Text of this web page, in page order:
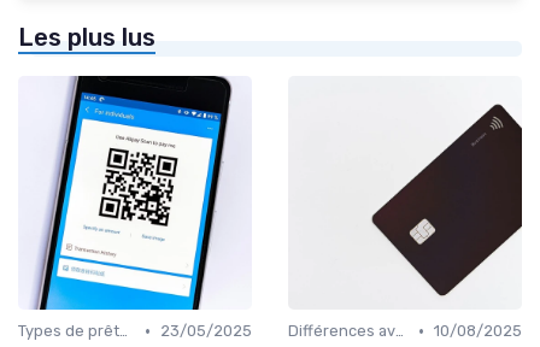
Les plus lus
Types de prêts relais • 23/05/2025 Différences avec d'autres prêts immobiliers • 10/08/2025